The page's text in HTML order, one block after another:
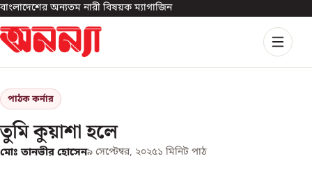
বাংলাদেশের অন্যতম নারী বিষয়ক ম্যাগাজিন
পাঠক কর্নার
তুমি কুয়াশা হলে
মোঃ তানভীর হোসেন৯ সেপ্টেম্বর, ২০২৫১ মিনিট পাঠ